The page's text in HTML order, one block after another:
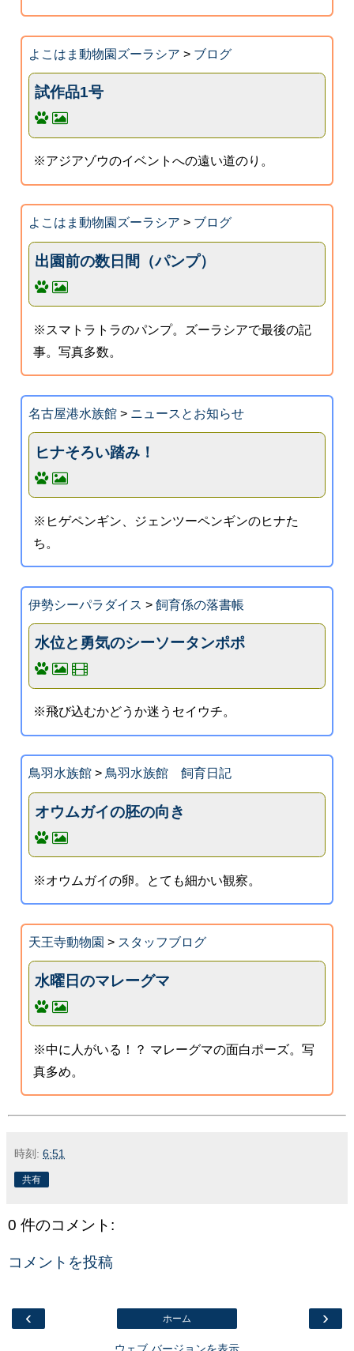
よこはま動物園ズーラシア > ブログ
試作品1号
※アジアゾウのイベントへの遠い道のり。
よこはま動物園ズーラシア > ブログ
出園前の数日間（パンプ）
※スマトラトラのパンプ。ズーラシアで最後の記
事。写真多数。
名古屋港水族館> ニュースとお知らせ
ヒナそろい踏み！
※ヒゲペンギン、ジェンツーペンギンのヒナた
ち。
伊勢シーパラダイス > 飼育係の落書帳
水位と勇気のシーソータンポポ
※飛び込むかどうか迷うセイウチ。
鳥羽水族館> 鳥羽水族館 飼育日記
オウムガイの胚の向き
※オウムガイの卵。とても細かい観察。
天王寺動物園 > スタッフブログ
水曜日のマレーグマ
※中に人がいる！？ マレーグマの面白ポーズ。写
真多め。
時刻: 6:51
共有
0 件のコメント:
コメントを投稿
‹ ›
ホーム
ウェブ バージョンを表示